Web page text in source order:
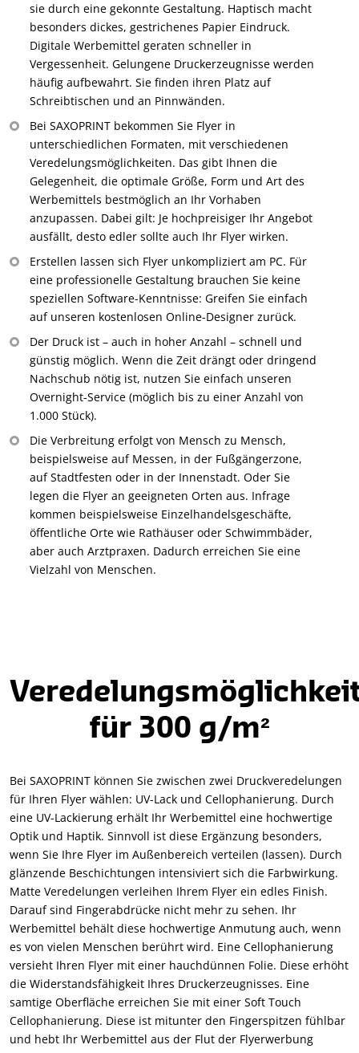
sie durch eine gekonnte Gestaltung. Haptisch macht
besonders dickes, gestrichenes Papier Eindruck.
Digitale Werbemittel geraten schneller in
Vergessenheit. Gelungene Druckerzeugnisse werden
häufig aufbewahrt. Sie finden ihren Platz auf
Schreibtischen und an Pinnwänden.
Bei SAXOPRINT bekommen Sie Flyer in
unterschiedlichen Formaten, mit verschiedenen
Veredelungsmöglichkeiten. Das gibt Ihnen die
Gelegenheit, die optimale Größe, Form und Art des
Werbemittels bestmöglich an Ihr Vorhaben
anzupassen. Dabei gilt: Je hochpreisiger Ihr Angebot
ausfällt, desto edler sollte auch Ihr Flyer wirken.
Erstellen lassen sich Flyer unkompliziert am PC. Für
eine professionelle Gestaltung brauchen Sie keine
speziellen Software-Kenntnisse: Greifen Sie einfach
auf unseren kostenlosen Online-Designer zurück.
Der Druck ist – auch in hoher Anzahl – schnell und
günstig möglich. Wenn die Zeit drängt oder dringend
Nachschub nötig ist, nutzen Sie einfach unseren
Overnight-Service (möglich bis zu einer Anzahl von
1.000 Stück).
Die Verbreitung erfolgt von Mensch zu Mensch,
beispielsweise auf Messen, in der Fußgängerzone,
auf Stadtfesten oder in der Innenstadt. Oder Sie
legen die Flyer an geeigneten Orten aus. Infrage
kommen beispielsweise Einzelhandelsgeschäfte,
öffentliche Orte wie Rathäuser oder Schwimmbäder,
aber auch Arztpraxen. Dadurch erreichen Sie eine
Vielzahl von Menschen.
für 300 g/m²
Bei SAXOPRINT können Sie zwischen zwei Druckveredelungen
für Ihren Flyer wählen: UV-Lack und Cellophanierung. Durch
eine UV-Lackierung erhält Ihr Werbemittel eine hochwertige
Optik und Haptik. Sinnvoll ist diese Ergänzung besonders,
wenn Sie Ihre Flyer im Außenbereich verteilen (lassen). Durch
glänzende Beschichtungen intensiviert sich die Farbwirkung.
Matte Veredelungen verleihen Ihrem Flyer ein edles Finish.
Darauf sind Fingerabdrücke nicht mehr zu sehen. Ihr
Werbemittel behält diese hochwertige Anmutung auch, wenn
es von vielen Menschen berührt wird. Eine Cellophanierung
versieht Ihren Flyer mit einer hauchdünnen Folie. Diese erhöht
die Widerstandsfähigkeit Ihres Druckerzeugnisses. Eine
samtige Oberfläche erreichen Sie mit einer Soft Touch
Cellophanierung. Diese ist mitunter den Fingerspitzen fühlbar
und hebt Ihr Werbemittel aus der Flut der Flyerwerbung